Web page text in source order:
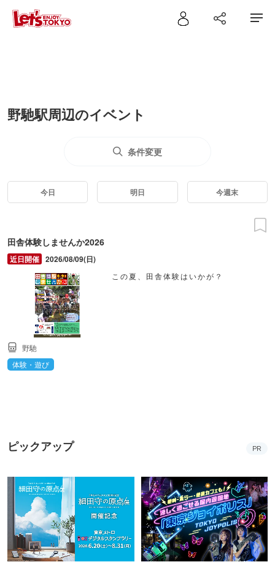
野馳駅周辺のイベント
条件変更
今日 明日 今週末
田舎体験しませんか2026
2026/08/09(日)
この夏、田舎体験はいかが？
野馳
体験・遊び
ピックアップ PR